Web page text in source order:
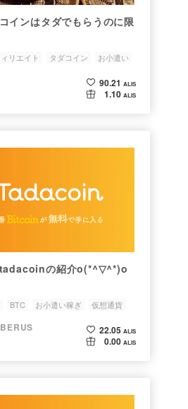
インはタダでもらうのに限
リエイト タダコイン お小遣い
90.21 ALIS
1.10 ALIS
tadacoinの紹介o(*^▽^*)o
BTC お小遣い稼ぎ 仮想通貨
22.05 ALIS
0.00 ALIS